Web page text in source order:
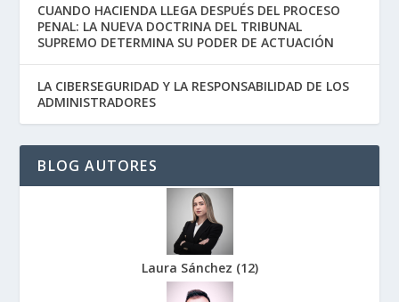
CUANDO HACIENDA LLEGA DESPUÉS DEL PROCESO
PENAL: LA NUEVA DOCTRINA DEL TRIBUNAL
SUPREMO DETERMINA SU PODER DE ACTUACIÓN
LA CIBERSEGURIDAD Y LA RESPONSABILIDAD DE LOS
ADMINISTRADORES
BLOG AUTORES
Laura Sánchez (12)